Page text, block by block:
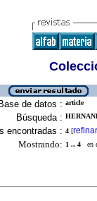
Base de datos : article
Búsqueda :
encontradas : 4 [refinar
Mostrando: 1 .. 4 en